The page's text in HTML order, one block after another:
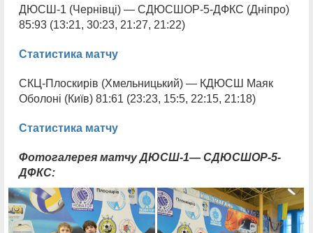
ДЮСШ-1 (Чернівці) — СДЮСШОР-5-ДФКС (Дніпро)
85:93 (13:21, 30:23, 21:27, 21:22)
Статистика матчу
СКЦ-Плоскирів (Хмельницький) — КДЮСШ Маяк
Оболоні (Київ) 81:61 (23:23, 15:5, 22:15, 21:18)
Статистика матчу
Фотогалерея матчу ДЮСШ-1— СДЮСШОР-5-
ДФКС: